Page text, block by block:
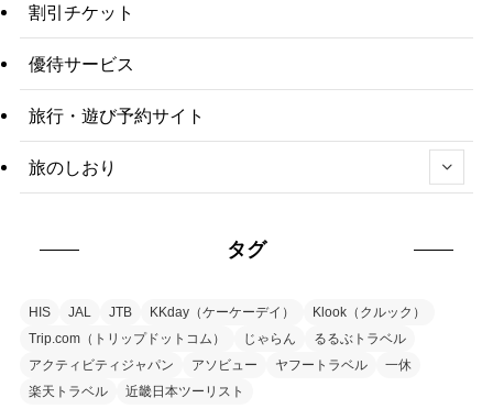
割引チケット
優待サービス
旅行・遊び予約サイト
旅のしおり
タグ
HIS JAL JTB KKday（ケーケーデイ）
Klook（クルック）
Trip.com（トリップドットコム）
じゃらん
るるぶトラベル
アクティビティジャパン
アソビュー ヤフートラベル
一休
楽天トラベル
近畿日本ツーリスト